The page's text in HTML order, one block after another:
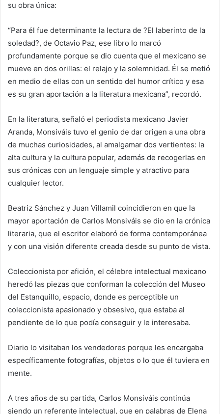
su obra única:
“Para él fue determinante la lectura de ?El laberinto de la
soledad?, de Octavio Paz, ese libro lo marcó
profundamente porque se dio cuenta que el mexicano se
mueve en dos orillas: el relajo y la solemnidad. Él se metió
en medio de ellas con un sentido del humor crítico y esa
es su gran aportación a la literatura mexicana”, recordó.
En la literatura, señaló el periodista mexicano Javier
Aranda, Monsiváis tuvo el genio de dar origen a una obra
de muchas curiosidades, al amalgamar dos vertientes: la
alta cultura y la cultura popular, además de recogerlas en
sus crónicas con un lenguaje simple y atractivo para
cualquier lector.
Beatriz Sánchez y Juan Villamil coincidieron en que la
mayor aportación de Carlos Monsiváis se dio en la crónica
literaria, que el escritor elaboró de forma contemporánea
y con una visión diferente creada desde su punto de vista.
Coleccionista por afición, el célebre intelectual mexicano
heredó las piezas que conforman la colección del Museo
del Estanquillo, espacio, donde es perceptible un
coleccionista apasionado y obsesivo, que estaba al
pendiente de lo que podía conseguir y le interesaba.
Diario lo visitaban los vendedores porque les encargaba
específicamente fotografías, objetos o lo que él tuviera en
mente.
A tres años de su partida, Carlos Monsiváis continúa
siendo un referente intelectual, que en palabras de Elena